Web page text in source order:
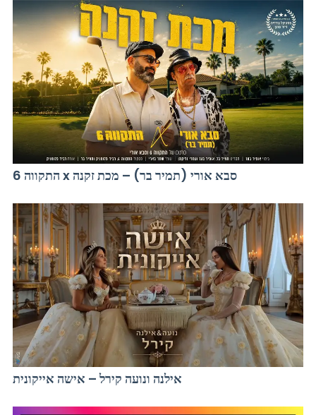
התקווה 6 x סבא אורי (תמיר בר) – מכת זקנה
אילנה ונועה קירל – אישה אייקונית